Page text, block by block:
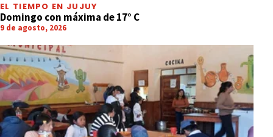
EL TIEMPO EN JUJUY
Domingo con máxima de 17° C
9 de agosto, 2026